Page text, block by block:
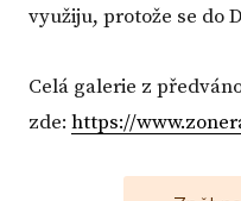
využiju, protože se do
Celá galerie z
zde: https://